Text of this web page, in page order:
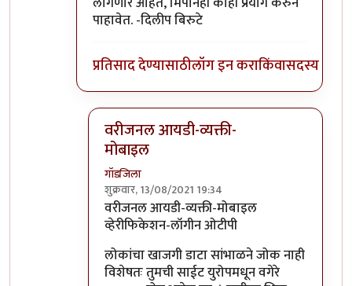
पाहावेत. -दिलीप बिरुटे
प्रतिसाद देण्यासाठीलॉग इन कराकिंवासदस्य व्हा
वरीजनल आयडी-व्यक्ती-
मोबाइल
गॉडजिला
शुक्रवार, 13/08/2021 19:34
In reply toसहमत.byप्रा.डॉ.दिलीप बिरुटे
वरीजनल आयडी-व्यक्ती-मोबाइल
व्हेरीफिकेशन-लॉगीन ओटीपी
लोकांचा खाजगी डाटा सांभाळने जोक नाही
विशेषतः तुमची साईट युरोपमधून वगेरे